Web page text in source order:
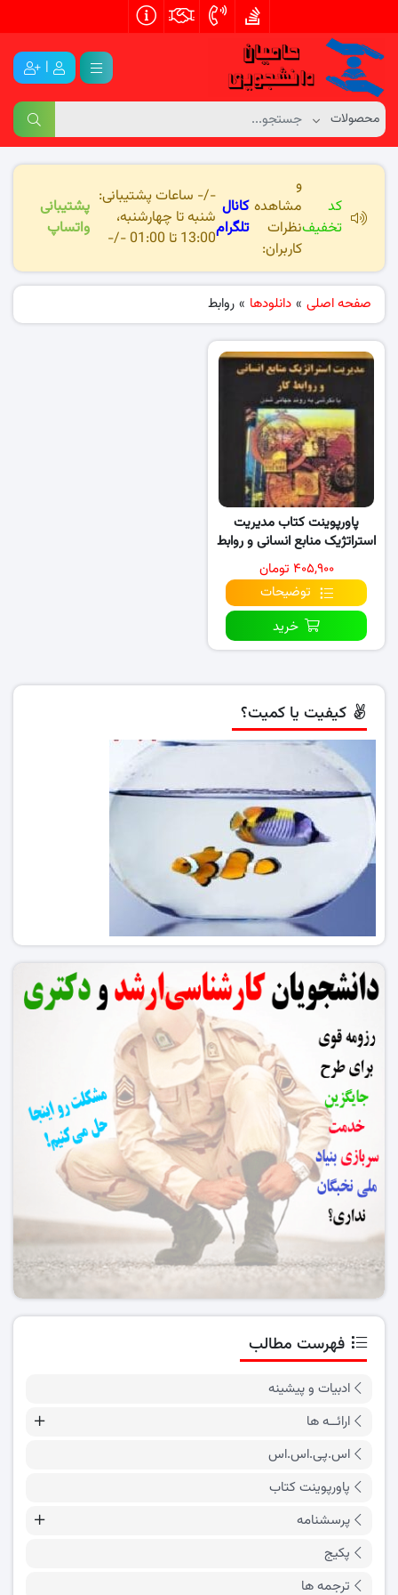
|
کد
تخفیف
و
مشاهده
نظرات
کاربران:
کانال
تلگرام
-/- ساعات پشتیبانی:
شنبه تا چهارشنبه،
13:00 تا 01:00 -/-
پشتیبانی
واتساپ
صفحه اصلی » دانلودها » روابط
پاورپوینت کتاب مدیریت
استراتژیک منابع انسانی و روابط
کار
۴۰۵,۹۰۰ تومان
توضیحات
خرید
کیفیت یا کمیت؟
فهرست مطالب
ادبیات و پیشینه
ارائــه ها
اس.پی.اس.اس
پاورپوینت کتاب
پرسشنامه
پکیج
ترجمه ها